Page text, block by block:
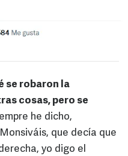
se robaron la
cosas, pero se
he dicho,
que decía que
yo digo el